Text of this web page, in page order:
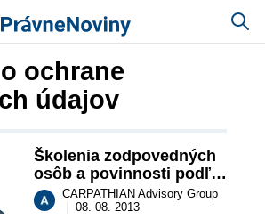
ochrane
údajov
Školenia zodpovedných
osôb a povinnosti podľa
nového zákona o
ochrane osobných
CARPATHIAN Advisory Group
08. 08. 2013